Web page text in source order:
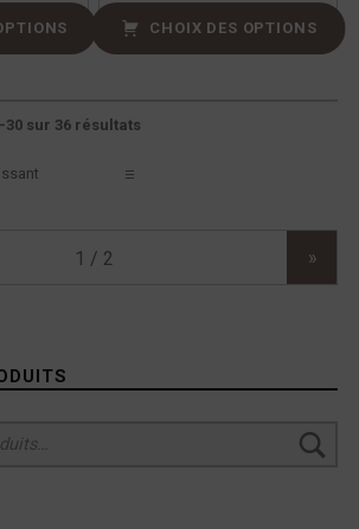
CHOIX DES OPTIONS
sur 36 résultats
»